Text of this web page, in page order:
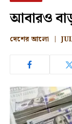
আবারও
দেশের আলো